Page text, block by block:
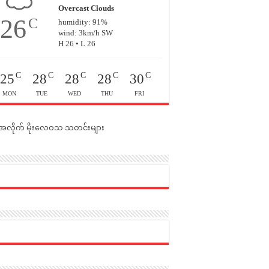
26C
Overcast Clouds
humidity: 91%
wind: 3km/h SW
H 26 • L 26
25 C
MON
28 C
TUE
28 C
WED
28 C
THU
30 C
FRI
လိုက် မိုးလေဝသ သတင်းများ